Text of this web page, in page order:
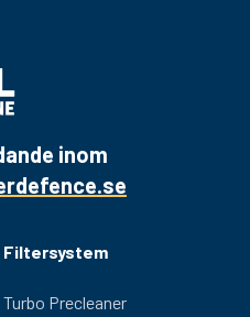
inom
Filtersystem
Turbo Precleaner